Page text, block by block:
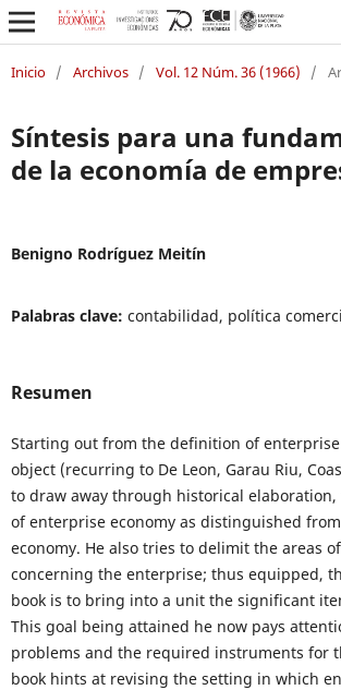
Inicio / Archivos / Vol. 12 Núm. 36 (1966) /
Síntesis para una
de la economía de
Benigno Rodríguez Meitín
Palabras clave: contabilidad, política
Resumen
Starting out from the definition of
object (recurring to De Leon, Garau Riu,
to draw away through historical
of enterprise economy as distinguished
economy. He also tries to delimit the areas
concerning the enterprise; thus equipped,
book is to bring into a unit the significant
This goal being attained he now pays
problems and the required instruments for
book hints at revising the setting in which